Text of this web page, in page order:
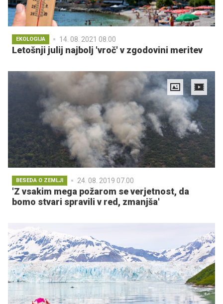
EKOLOGIJA 14. 08. 2021 08.00
Letošnji julij najbolj 'vroč' v zgodovini meritev
BESEDA O ZEMLJI 24. 08. 2019 07.00
'Z vsakim mega požarom se verjetnost, da
bomo stvari spravili v red, zmanjša'